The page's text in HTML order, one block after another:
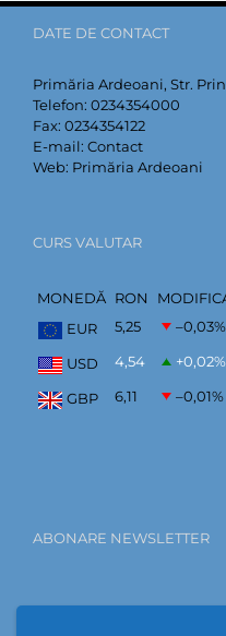
DATE DE CONTACT
Primăria Ardeoani, Str.
Telefon: 0234354000
Fax: 0234354122
E-mail: Contact
Web: Primăria Ardeoani
CURS VALUTAR
MONEDĂ RON
EUR
5,25 –0,03%
USD 4,54 +0,02%
GBP 6,11 –0,01%
ABONARE NEWSLETTER